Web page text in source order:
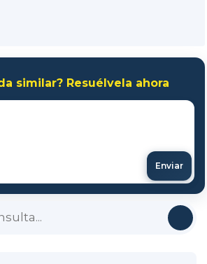
similar? Resuélvela ahora
Enviar